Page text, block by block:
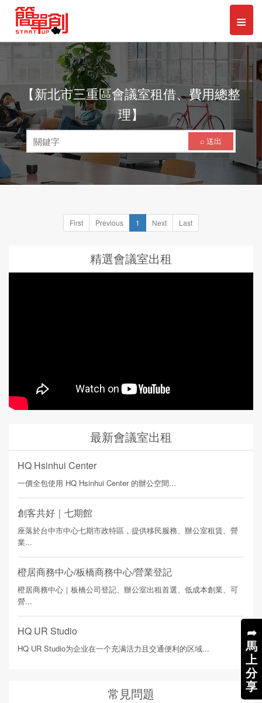
≡
➦
馬
上
分
享
【新北市三重區會議室租借、費用總整
理】
⌕ 送出
First Previous 1 Next Last
精選會議室出租
最新會議室出租
HQ Hsinhui Center
一價全包使用 HQ Hsinhui Center 的辦公空間...
創客共好｜七期館
座落於台中市中心七期市政特區，提供移民服務、辦公室租賃、營
業...
橙居商務中心/板橋商務中心/營業登記
橙居商務中心｜板橋公司登記、辦公室出租首選、低成本創業、可
營...
HQ UR Studio
HQ UR Studio为企业在一个充满活力且交通便利的区域...
常見問題